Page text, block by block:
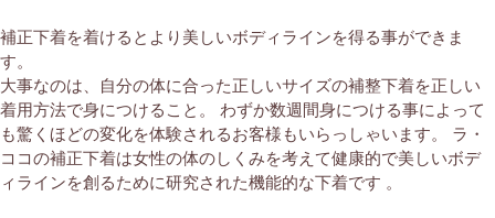
補正下着を着けるとより美しいボディラインを得る事ができま
す。
大事なのは、自分の体に合った正しいサイズの補整下着を正しい
着用方法で身につけること。 わずか数週間身につける事によって
も驚くほどの変化を体験されるお客様もいらっしゃいます。 ラ・
ココの補正下着は女性の体のしくみを考えて健康的で美しいボデ
ィラインを創るために研究された機能的な下着です 。